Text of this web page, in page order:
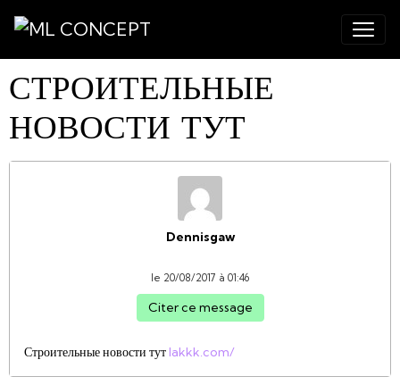
СТРОИТЕЛЬНЫЕ
НОВОСТИ ТУТ
Dennisgaw
le 20/08/2017 à 01:46
Citer ce message
Строительные новости тут lakkk.com/